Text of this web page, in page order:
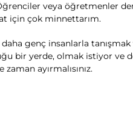
veya öğretmenler
için çok minnettarım.
genç insanlarla
bir yerde, olmak istiyor ve
ayırmalısınız.